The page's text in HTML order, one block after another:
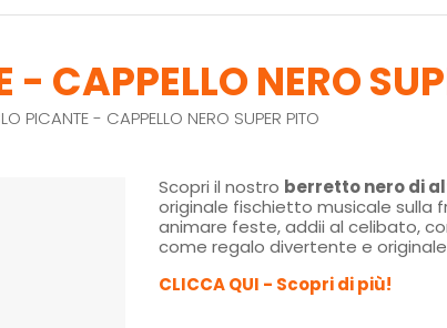
CAPPELLO NERO
PICANTE - CAPPELLO NERO SUPER PITO
Scopri il nostro berretto nero di
originale fischietto musicale sulla
animare feste, addii al celibato,
come regalo divertente e
CLICCA QUI - Scopri di più!